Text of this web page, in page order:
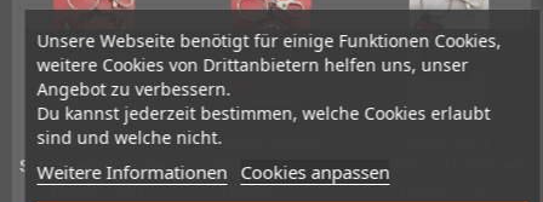
Unsere Webseite benötigt für einige Funktionen Cookies,
weitere Cookies von Drittanbietern helfen uns, unser
Angebot zu verbessern.
Du kannst jederzeit bestimmen, welche Cookies erlaubt
sind und welche nicht.
Weitere Informationen Cookies anpassen
Bowser
Schlüsselanhänger
(Weich-PVC)
Schlüsselanhänger
(Weich-PVC)
Schlüsselanhänger